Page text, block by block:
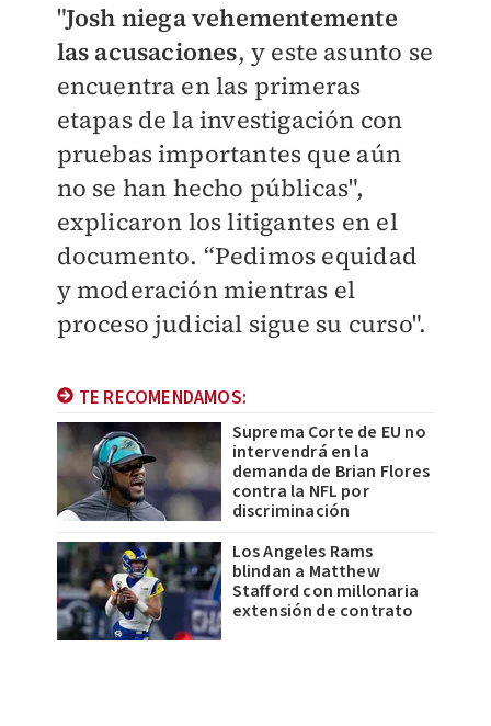
"Josh niega vehementemente
las acusaciones, y este asunto se
encuentra en las primeras
etapas de la investigación con
pruebas importantes que aún
no se han hecho públicas",
explicaron los litigantes en el
documento. “Pedimos equidad
y moderación mientras el
proceso judicial sigue su curso".
TE RECOMENDAMOS:
Suprema Corte de EU no
intervendrá en la
demanda de Brian Flores
contra la NFL por
discriminación
Los Angeles Rams
blindan a Matthew
Stafford con millonaria
extensión de contrato